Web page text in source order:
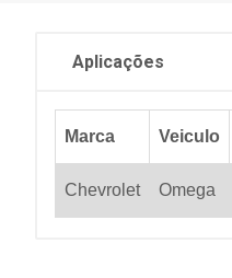
Aplicações
Marca Veiculo
Chevrolet Omega